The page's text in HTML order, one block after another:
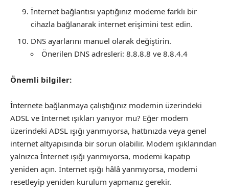
İnternet bağlantısı yaptığınız modeme farklı bir
cihazla bağlanarak internet erişimini test edin.
DNS ayarlarını manuel olarak değiştirin.
Önerilen DNS adresleri: 8.8.8.8 ve 8.8.4.4
Önemli bilgiler:
İnternete bağlanmaya çalıştığınız modemin üzerindeki
ADSL ve İnternet ışıkları yanıyor mu? Eğer modem
üzerindeki ADSL ışığı yanmıyorsa, hattınızda veya genel
internet altyapısında bir sorun olabilir. Modem ışıklarından
yalnızca İnternet ışığı yanmıyorsa, modemi kapatıp
yeniden açın. İnternet ışığı hâlâ yanmıyorsa, modemi
resetleyip yeniden kurulum yapmanız gerekir.